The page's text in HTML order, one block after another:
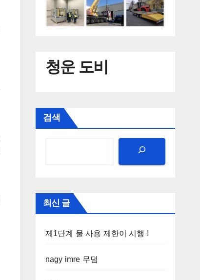
청운 도비
검색
최신 글
제1단계 물 사용 제한이 시행 !
nagy imre 무덤